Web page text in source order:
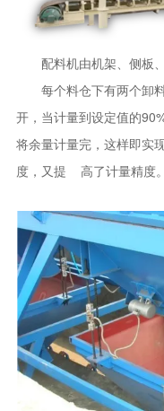
配料机由机架、侧板、
每个料仓下有两个卸料
开，当计量到设定值的
将余量计量完，这样即实
度，又提 高了计量精度。